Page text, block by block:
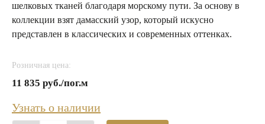
шелковых тканей благодаря морскому пути. За основу в
коллекции взят дамасский узор, который искусно
представлен в классических и современных оттенках.
Розничная цена:
11 835 руб./пог.м
Узнать о наличии